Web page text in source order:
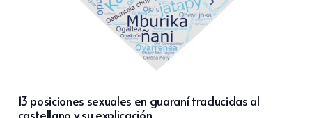
13 posiciones sexuales en guaraní traducidas al